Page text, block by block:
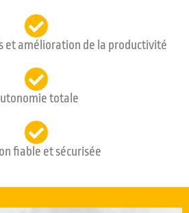
et amélioration de la productivité
totale
fiable et sécurisée